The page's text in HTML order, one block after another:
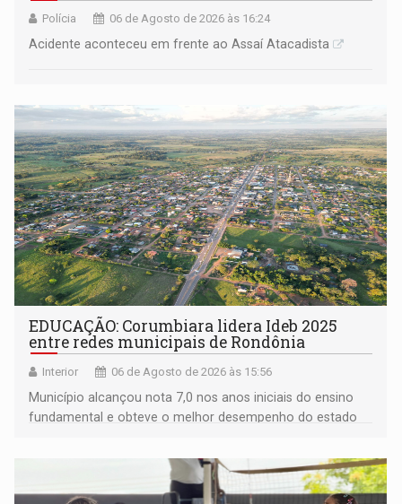
Polícia 06 de Agosto de 2026 às 16:24
Acidente aconteceu em frente ao Assaí Atacadista
EDUCAÇÃO: Corumbiara lidera Ideb 2025
entre redes municipais de Rondônia
Interior 06 de Agosto de 2026 às 15:56
Município alcançou nota 7,0 nos anos iniciais do ensino
fundamental e obteve o melhor desempenho do estado